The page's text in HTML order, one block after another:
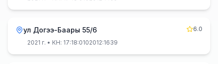
ул Догээ-Баары 55/6
6.0
2021 г. • КН: 17:18:0102012:1639